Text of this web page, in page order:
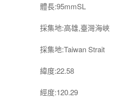
體長:95mmSL
採集地:高雄,臺灣海峽
採集地:Taiwan Strait
緯度:22.58
經度:120.29